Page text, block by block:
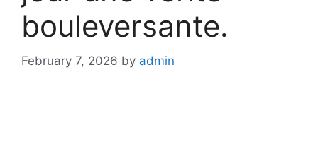
bouleversante.
February 7, 2026 by admin